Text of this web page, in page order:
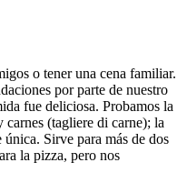
o tener una cena familiar.
por parte de nuestro
fue deliciosa. Probamos la
carnes (tagliere di carne); la
Sirve para más de dos
la pizza, pero nos